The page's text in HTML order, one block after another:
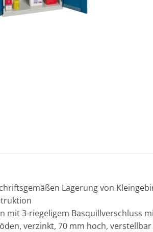
Lagerung von
mit 3-riegeligem Basquillverschluss
verzinkt, 70 mm hoch,